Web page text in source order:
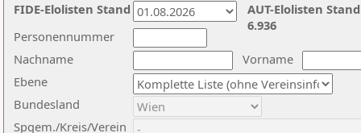
Nachname
Vorname
Ebene
Personennummer
Bundesland
Spgem./Kreis/Verein
AUT-Elolisten
6.936
FIDE-Elolisten Stand